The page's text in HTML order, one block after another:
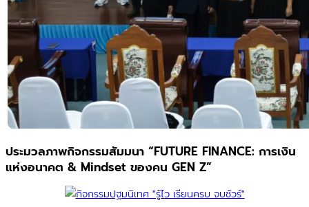
ประมวลภาพกิจกรรมสัมมนา “FUTURE FINANCE: การเงิน
แห่งอนาคต & Mindset ของคน GEN Z”